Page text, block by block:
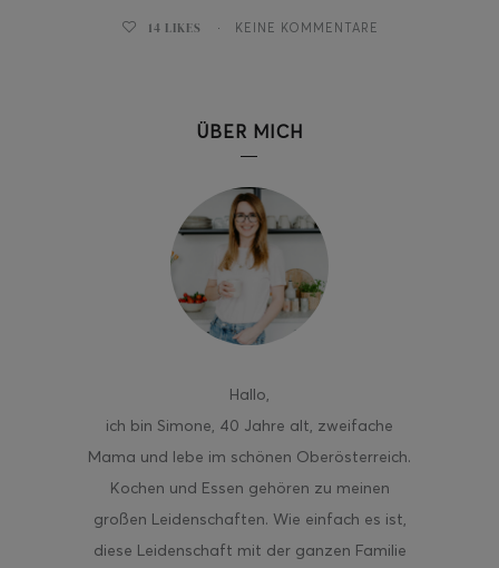
14 LIKES KEINE KOMMENTARE
ÜBER MICH
Hallo,
ich bin Simone, 40 Jahre alt, zweifache
Mama und lebe im schönen Oberösterreich.
Kochen und Essen gehören zu meinen
großen Leidenschaften. Wie einfach es ist,
diese Leidenschaft mit der ganzen Familie